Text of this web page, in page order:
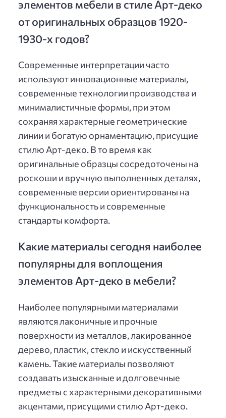
элементов мебели в стиле Арт-деко
от оригинальных образцов 1920-
1930-х годов?
Современные интерпретации часто
используют инновационные материалы,
современные технологии производства и
минималистичные формы, при этом
сохраняя характерные геометрические
линии и богатую орнаментацию, присущие
стилю Арт-деко. В то время как
оригинальные образцы сосредоточены на
роскоши и вручную выполненных деталях,
современные версии ориентированы на
функциональность и современные
стандарты комфорта.
Какие материалы сегодня наиболее
популярны для воплощения
элементов Арт-деко в мебели?
Наиболее популярными материалами
являются лаконичные и прочные
поверхности из металлов, лакированное
дерево, пластик, стекло и искусственный
камень. Такие материалы позволяют
создавать изысканные и долговечные
предметы с характерными декоративными
акцентами, присущими стилю Арт-деко.